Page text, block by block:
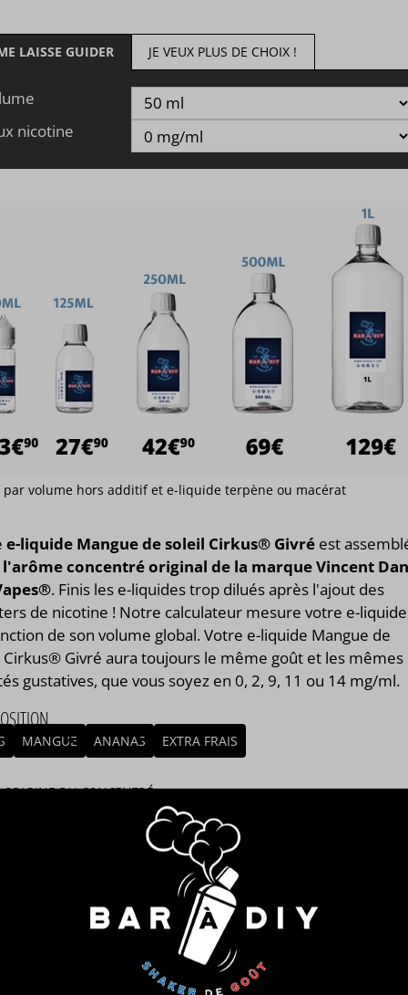
LAISSE GUIDER JE VEUX PLUS DE CHOIX !
nicotine
volume hors additif et e-liquide terpène ou macérat
e-liquide Mangue de soleil Cirkus® Givré est
l'arôme concentré original de la marque Vincent
. Finis les e-liquides trop dilués après l'ajout des
de nicotine ! Notre calculateur mesure votre e-liquide
de son volume global. Votre e-liquide Mangue de
Cirkus® Givré aura toujours le même goût et les mêmes
gustatives, que vous soyez en 0, 2, 9, 11 ou 14 mg/ml.
MANGUE ANANAS EXTRA FRAIS
ORIGINE DU CONCENTRÉ
réalisé à PLOUESCAT - France par
mono propylène glycol végétal, de
et de l'arôme Mangue de soleil Cirkus® Givré de la
Vincent Dans Les Vapes®. Disponible en flacon de
125ml, 250ml, 500ml et 1L. STEEP : 1 jour.